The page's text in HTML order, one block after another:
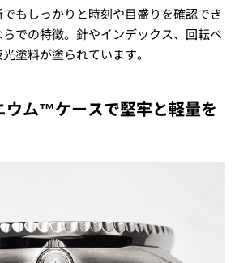
もしっかりと時刻や目盛りを確認でき
での特徴。針やインデックス、回転ベ
塗料が塗られています。
ウム™ケースで堅牢と軽量を